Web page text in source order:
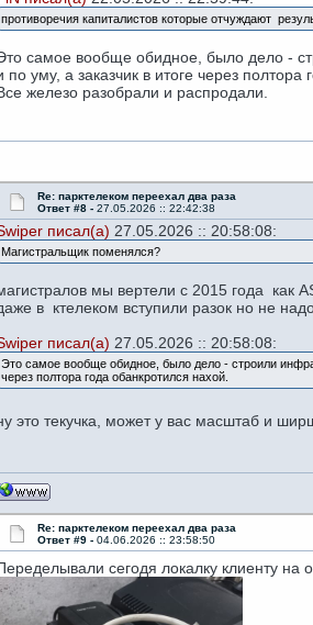
противоречия капиталистов которые отчуждают
самое вообще обидное, было дело -
по уму, а заказчик в итоге через полтора
железо разобрали и распродали.
Re: парктелеком переехал два раза
Ответ #8 - 27.05.2026 :: 22:42:38
писал(а) 27.05.2026 :: 20:58:08:
Магистральщик поменялся?
мы вертели с 2015 года как
в ктелеком вступили разок но не
писал(а) 27.05.2026 :: 20:58:08:
Это самое вообще обидное, было дело - строили
через полтора года обанкротился нахой.
это текучка, может у вас масштаб и
Re: парктелеком переехал два раза
Ответ #9 - 04.06.2026 :: 23:58:50
сегодя локалку клиенту на